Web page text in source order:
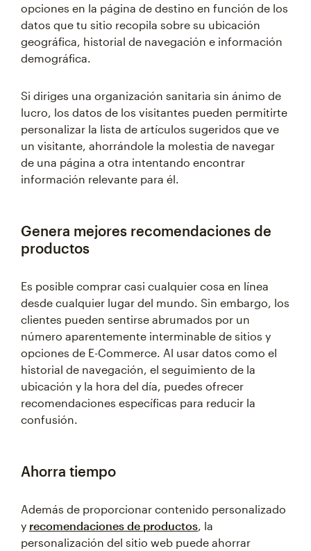
opciones en la página de destino en función de los
datos que tu sitio recopila sobre su ubicación
geográfica, historial de navegación e información
demográfica.
Si diriges una organización sanitaria sin ánimo de
lucro, los datos de los visitantes pueden permitirte
personalizar la lista de artículos sugeridos que ve
un visitante, ahorrándole la molestia de navegar
de una página a otra intentando encontrar
información relevante para él.
Genera mejores recomendaciones de
productos
Es posible comprar casi cualquier cosa en línea
desde cualquier lugar del mundo. Sin embargo, los
clientes pueden sentirse abrumados por un
número aparentemente interminable de sitios y
opciones de E-Commerce. Al usar datos como el
historial de navegación, el seguimiento de la
ubicación y la hora del día, puedes ofrecer
recomendaciones específicas para reducir la
confusión.
Ahorra tiempo
Además de proporcionar contenido personalizado
y recomendaciones de productos, la
personalización del sitio web puede ahorrar